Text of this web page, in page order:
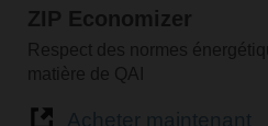
ZIP Economizer
Respect des normes
matière de QAI